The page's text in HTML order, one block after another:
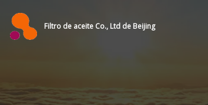
Filtro de aceite Co., Ltd de Beijing